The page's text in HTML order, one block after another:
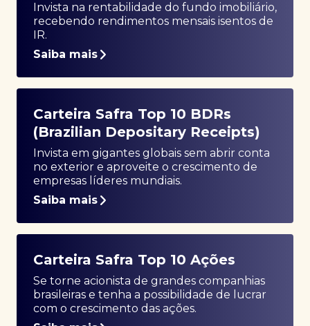
Invista na rentabilidade do fundo imobiliário,
recebendo rendimentos mensais isentos de
IR.
Saiba mais
Carteira Safra Top 10 BDRs
(Brazilian Depositary Receipts)
Invista em gigantes globais sem abrir conta
no exterior e aproveite o crescimento de
empresas líderes mundiais.
Saiba mais
Carteira Safra Top 10 Ações
Se torne acionista de grandes companhias
brasileiras e tenha a possibilidade de lucrar
com o crescimento das ações.